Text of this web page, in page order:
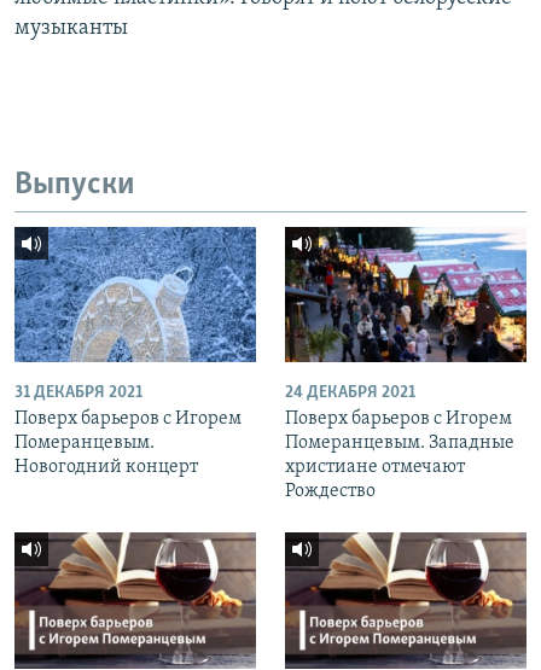
музыканты
Выпуски
31 ДЕКАБРЯ 2021
Поверх барьеров с Игорем
Померанцевым.
Новогодний концерт
24 ДЕКАБРЯ 2021
Поверх барьеров с Игорем
Померанцевым. Западные
христиане отмечают
Рождество